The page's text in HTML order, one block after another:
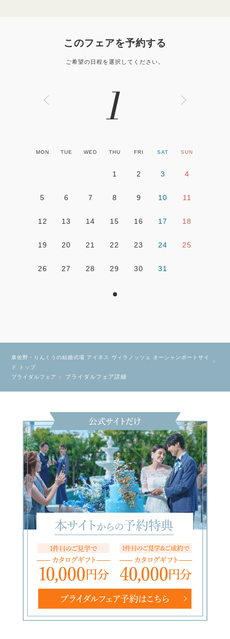
このフェアを予約する
ご希望の日程を選択してください。
1
MON TUE WED THU FRI SAT SUN
1 2 3 4
5 6 7 8 9 10 11
12 13 14 15 16 17 18
19 20 21 22 23 24 25
26 27 28 29 30 31
泉佐野・りんくうの結婚式場 アイネス ヴィラノッツェ オーシャンポートサイ
ド トップ
ブライダルフェア
ブライダルフェア詳細